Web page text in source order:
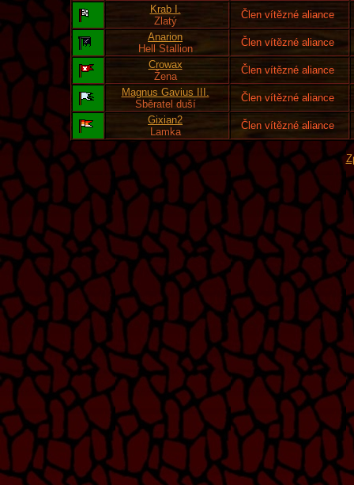
Krab I.
Zlatý
Člen vítězné aliance
Anarion
Hell Stallion
Člen vítězné aliance
Crowax
Žena
Člen vítězné aliance
Magnus Gavius III.
Sběratel duší
Člen vítězné aliance
Gixian2
Lamka
Člen vítězné aliance